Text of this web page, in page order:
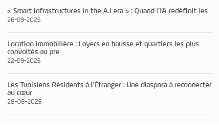
« Smart infrastructures in the A.I era » : Quand l’IA redéfinit les
26-09-2025
Location immobilière : Loyers en hausse et quartiers les plus
convoités au pre
22-09-2025
Les Tunisiens Résidents à l’Étranger : Une diaspora à reconnecter
au cœur
28-08-2025